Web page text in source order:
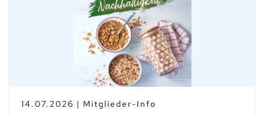
14.07.2026 | Mitglieder-Info